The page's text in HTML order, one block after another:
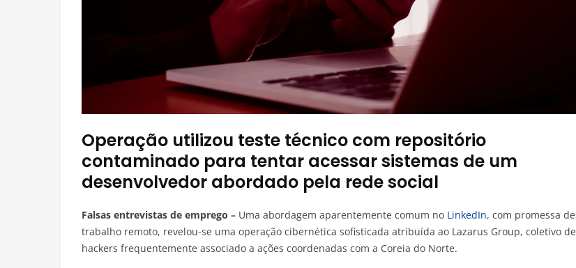
Operação utilizou teste técnico com repositório
contaminado para tentar acessar sistemas de um
desenvolvedor abordado pela rede social
Falsas entrevistas de emprego – Uma abordagem aparentemente comum no LinkedIn, com promessa de
trabalho remoto, revelou-se uma operação cibernética sofisticada atribuída ao Lazarus Group, coletivo de
hackers frequentemente associado a ações coordenadas com a Coreia do Norte.